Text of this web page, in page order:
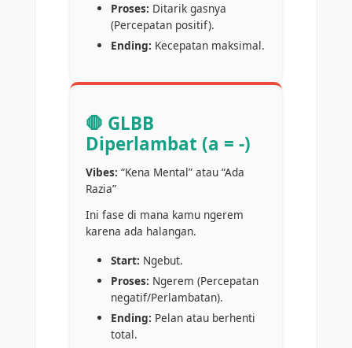
Proses: Ditarik gasnya
(Percepatan positif).
Ending: Kecepatan maksimal.
🛑 GLBB
Diperlambat (a = -)
Vibes: “Kena Mental” atau “Ada
Razia”
Ini fase di mana kamu ngerem
karena ada halangan.
Start: Ngebut.
Proses: Ngerem (Percepatan
negatif/Perlambatan).
Ending: Pelan atau berhenti
total.